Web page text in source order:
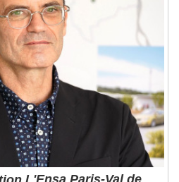
, selected
, opens subtitles
, selected